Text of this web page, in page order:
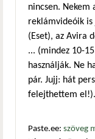
nincsen. Nekem
reklámvideóik is
(Eset), az Avira
... (mindez 10-
használják. Ne
pár. Jujj: hát
felejthettem
Paste.ee: szöveg